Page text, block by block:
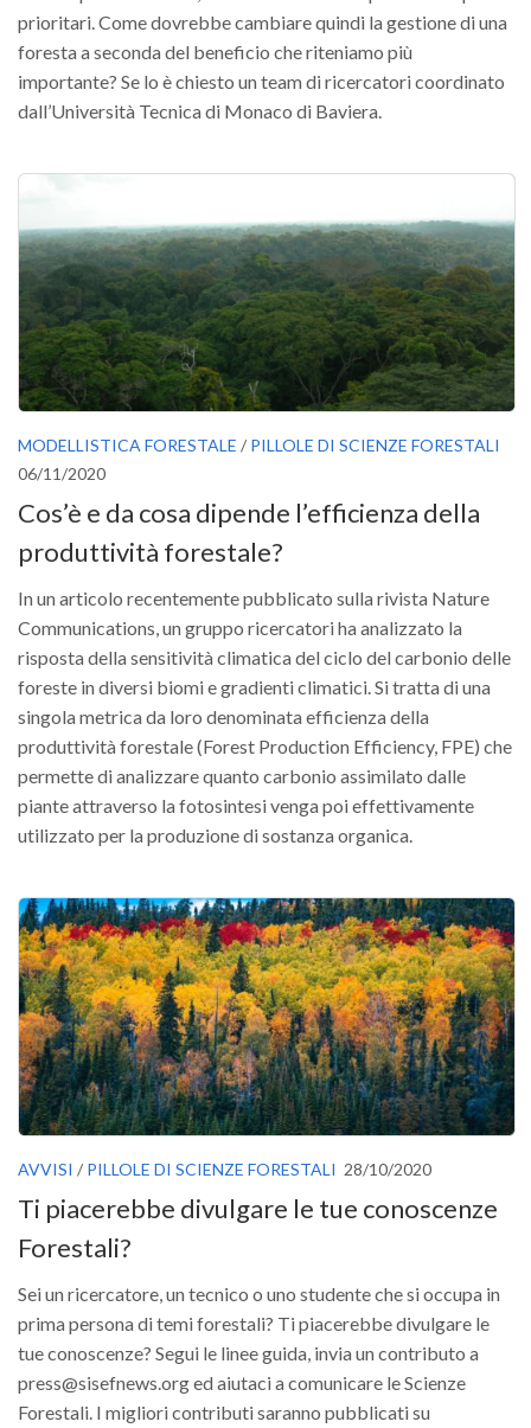
prioritari. Come dovrebbe cambiare quindi la gestione di una
foresta a seconda del beneficio che riteniamo più
importante? Se lo è chiesto un team di ricercatori coordinato
dall’Università Tecnica di Monaco di Baviera.
MODELLISTICA FORESTALE / PILLOLE DI SCIENZE FORESTALI
06/11/2020
Cos’è e da cosa dipende l’efficienza della
produttività forestale?
In un articolo recentemente pubblicato sulla rivista Nature
Communications, un gruppo ricercatori ha analizzato la
risposta della sensitività climatica del ciclo del carbonio delle
foreste in diversi biomi e gradienti climatici. Si tratta di una
singola metrica da loro denominata efficienza della
produttività forestale (Forest Production Efficiency, FPE) che
permette di analizzare quanto carbonio assimilato dalle
piante attraverso la fotosintesi venga poi effettivamente
utilizzato per la produzione di sostanza organica.
AVVISI / PILLOLE DI SCIENZE FORESTALI 28/10/2020
Ti piacerebbe divulgare le tue conoscenze
Forestali?
Sei un ricercatore, un tecnico o uno studente che si occupa in
prima persona di temi forestali? Ti piacerebbe divulgare le
tue conoscenze? Segui le linee guida, invia un contributo a
press@sisefnews.org ed aiutaci a comunicare le Scienze
Forestali. I migliori contributi saranno pubblicati su